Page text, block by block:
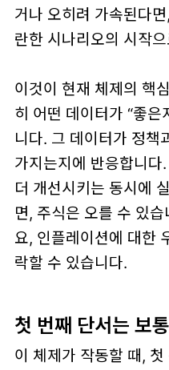
거나 오히려 가속된다
란한 시나리오의 시작
이것이 현재 체제의 핵
히 어떤 데이터가 “좋은
니다. 그 데이터가 정책
가지는지 에 반응합니다
더 개선시키는 동시에
면, 주식은 오를 수 있
요, 인플레이션에 대한
락할 수 있습니다.
첫 번째 단서는 보
이 체제가 작동할 때,